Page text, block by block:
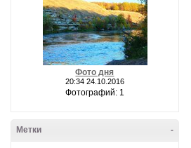
Фото дня
20:34 24.10.2016
Фотографий: 1
-
Метки